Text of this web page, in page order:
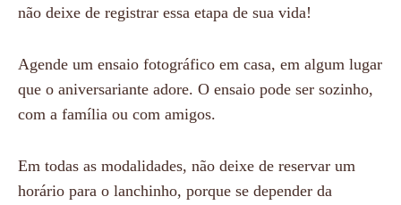
não deixe de registrar essa etapa de sua vida!
Agende um ensaio fotográfico em casa, em algum lugar
que o aniversariante adore. O ensaio pode ser sozinho,
com a família ou com amigos.
Em todas as modalidades, não deixe de reservar um
horário para o lanchinho, porque se depender da